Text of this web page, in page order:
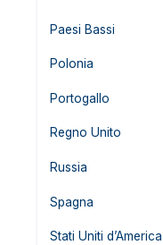
Paesi Bassi
Polonia
Portogallo
Regno Unito
Russia
Spagna
Stati Uniti d’America